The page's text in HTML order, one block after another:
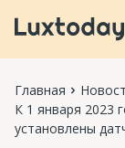
Главная
К 1 января 2023
установлены